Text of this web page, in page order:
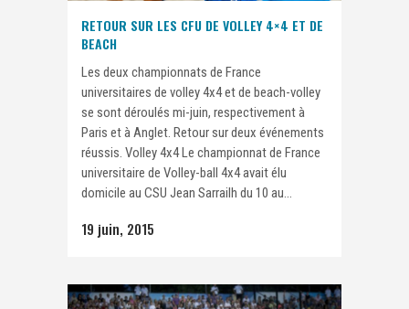
RETOUR SUR LES CFU DE VOLLEY 4×4 ET DE
BEACH
Les deux championnats de France
universitaires de volley 4x4 et de beach-volley
se sont déroulés mi-juin, respectivement à
Paris et à Anglet. Retour sur deux événements
réussis. Volley 4x4 Le championnat de France
universitaire de Volley-ball 4x4 avait élu
domicile au CSU Jean Sarrailh du 10 au...
19 juin, 2015